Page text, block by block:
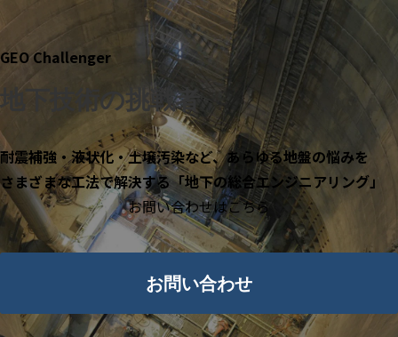
GEO Challenger
地下技術の挑戦者
耐震補強・液状化・土壌汚染など、あらゆる地盤の悩みを
さまざまな工法で解決する「地下の総合エンジニアリング」
お問い合わせはこちら
お問い合わせ